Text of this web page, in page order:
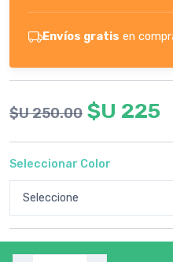
Envíos gratis en
$U 250.00 $U 225
Seleccionar Color